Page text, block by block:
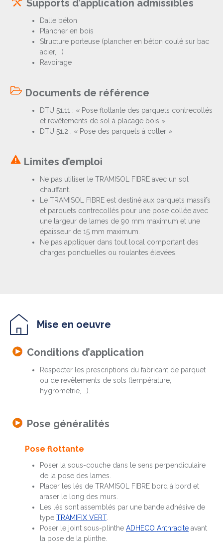
Supports d’application admissibles
Dalle béton
Plancher en bois
Structure porteuse (plancher en béton coulé sur bac
acier, …)
Ravoirage
Documents de référence
DTU 51.11 : « Pose flottante des parquets contrecollés
et revêtements de sol à placage bois »
DTU 51.2 : « Pose des parquets à coller »
Limites d’emploi
Ne pas utiliser le TRAMISOL FIBRE avec un sol
chauffant.
Le TRAMISOL FIBRE est destiné aux parquets massifs
et parquets contrecollés pour une pose collée avec
une largeur de lames de 90 mm maximum et une
épaisseur de 15 mm maximum.
Ne pas appliquer dans tout local comportant des
charges ponctuelles ou roulantes élevées.
Mise en oeuvre
Conditions d’application
Respecter les prescriptions du fabricant de parquet
ou de revêtements de sols (température,
hygrométrie, …).
Pose généralités
Pose flottante
Poser la sous-couche dans le sens perpendiculaire
de la pose des lames.
Placer les lés de TRAMISOL FIBRE bord à bord et
araser le long des murs.
Les lés sont assemblés par une bande adhésive de
type TRAMIFIX VERT.
Poser le joint sous-plinthe ADHECO Anthracite avant
la pose de la plinthe.